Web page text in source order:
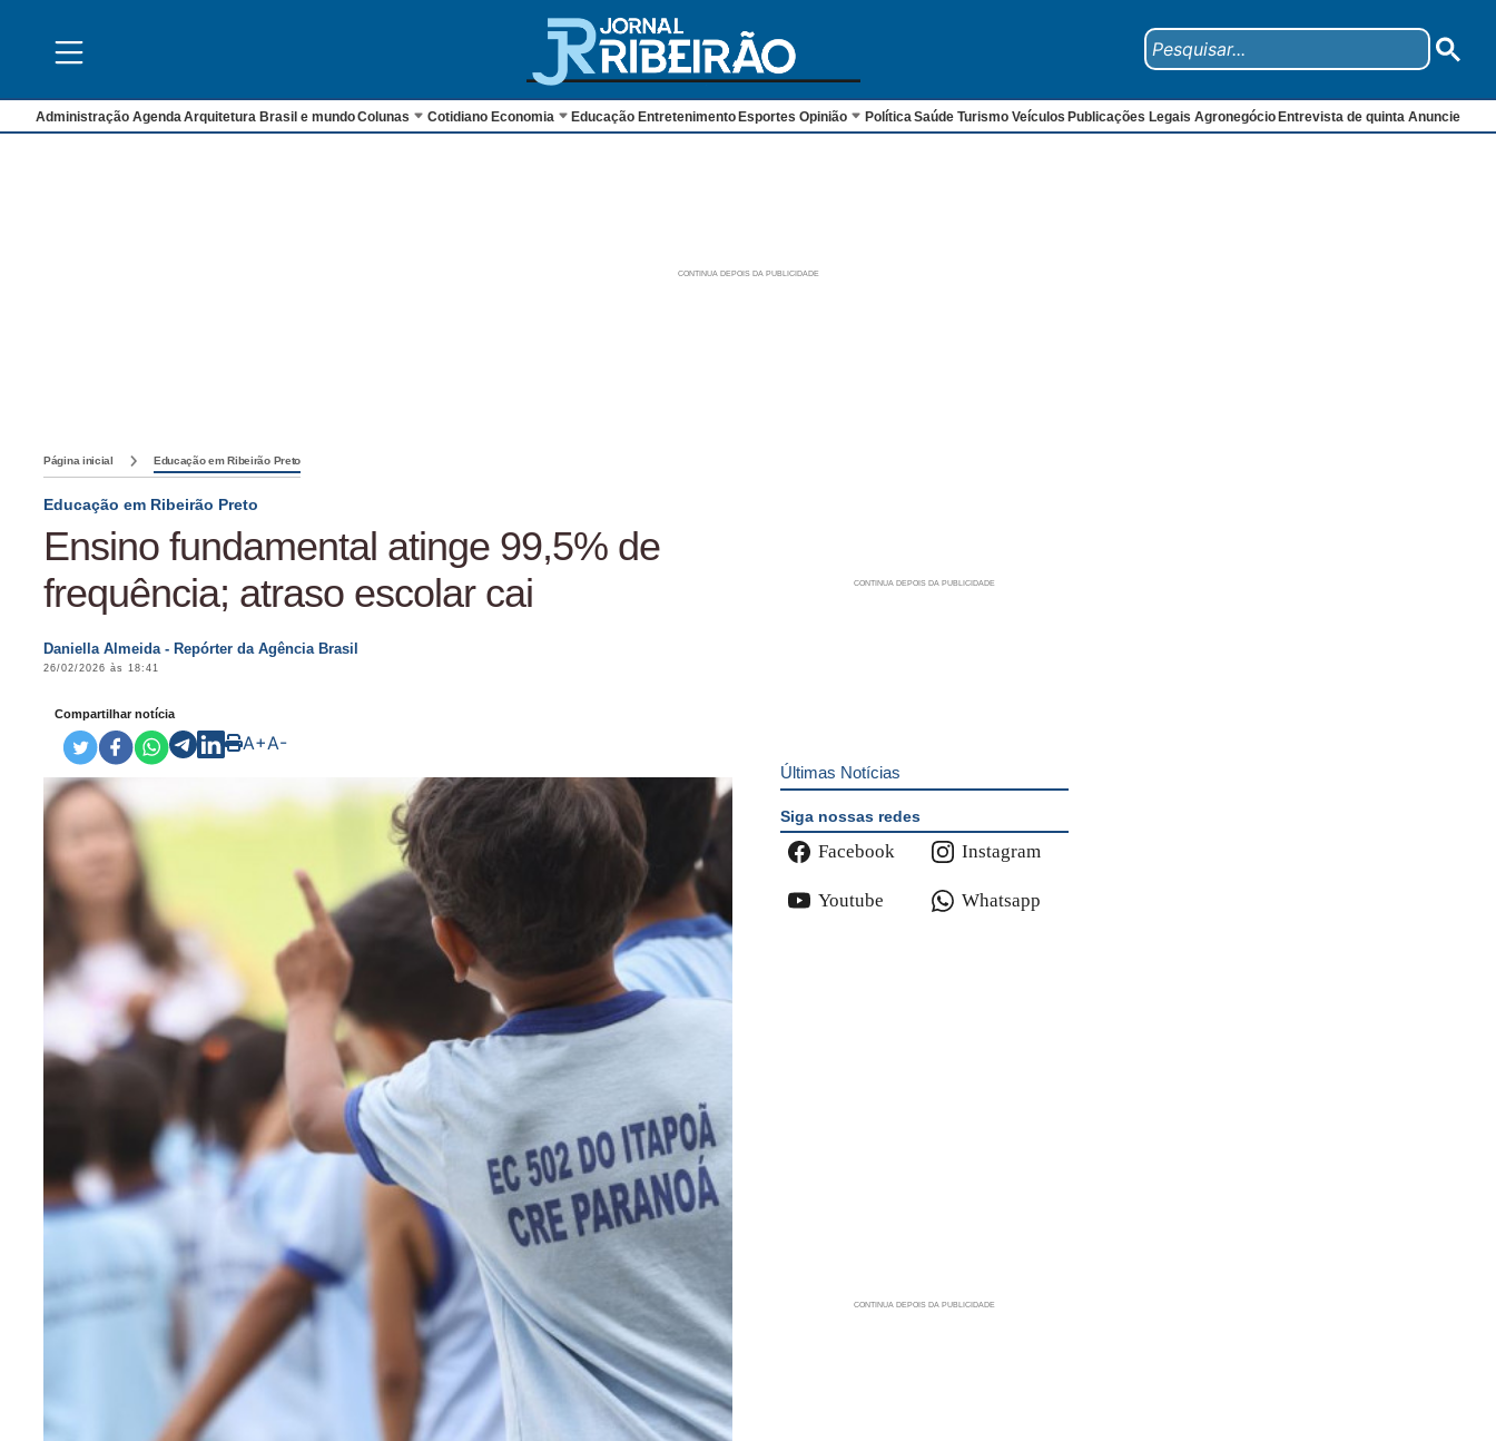
Administração AgendaArquitetura Brasil e mundoColunas Cotidiano Economia Educação Entretenimento Esportes Opinião PolíticaSaúde Turismo Veículos Publicações Legais Agronegócio Entrevista de quinta Anuncie
Página inicial Educação em Ribeirão Preto
Educação em Ribeirão Preto
Ensino fundamental atinge 99,5% de
frequência; atraso escolar cai
Daniella Almeida - Repórter da Agência Brasil
26/02/2026 às 18:41
Compartilhar notícia
A+A-
Últimas Notícias
Siga nossas redes
Facebook Instagram
Youtube Whatsapp